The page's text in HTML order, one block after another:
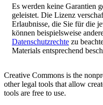
Es werden keine Garantien
geleistet. Die Lizenz
Erlaubnisse, die Sie für die
können beispielsweise
Datenschutzrechte zu
Materials entsprechend
Creative Commons is the
other legal tools that allow
tools are free to use.